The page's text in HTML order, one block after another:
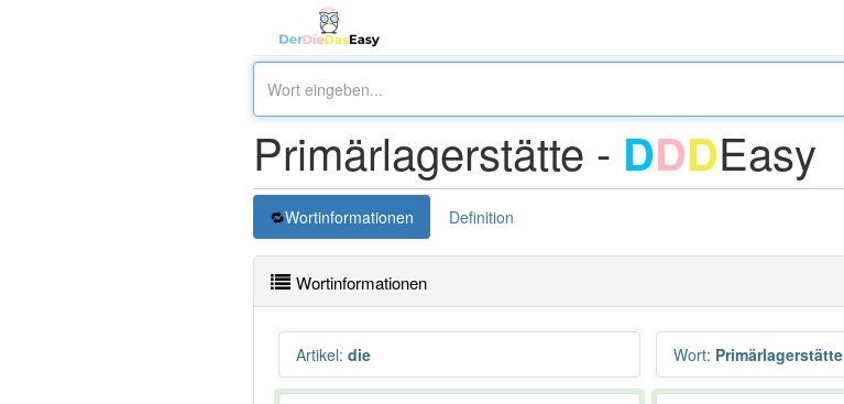
Primärlagerstätte - DDDEasy
Wortinformationen Definition
Wortinformationen
Artikel: die Wort: Primärlagerstätte